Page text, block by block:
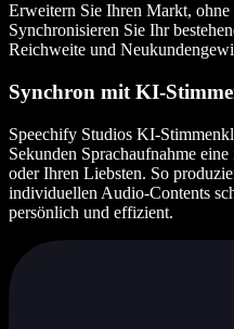
Erweitern Sie Ihren Markt,
Synchronisieren Sie Ihr
Reichweite und
Synchron mit KI-
Speechify Studios KI-
Sekunden Sprachaufnahme
oder Ihren Liebsten. So
individuellen Audio-Contents
persönlich und effizient.